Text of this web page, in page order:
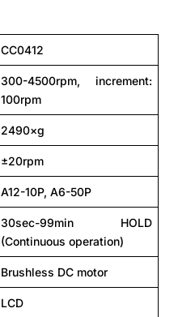
CC0412
300-4500rpm, increment:
100rpm
2490×g
±20rpm
A12-10P, A6-50P
30sec-99min HOLD
(Continuous operation)
Brushless DC motor
LCD